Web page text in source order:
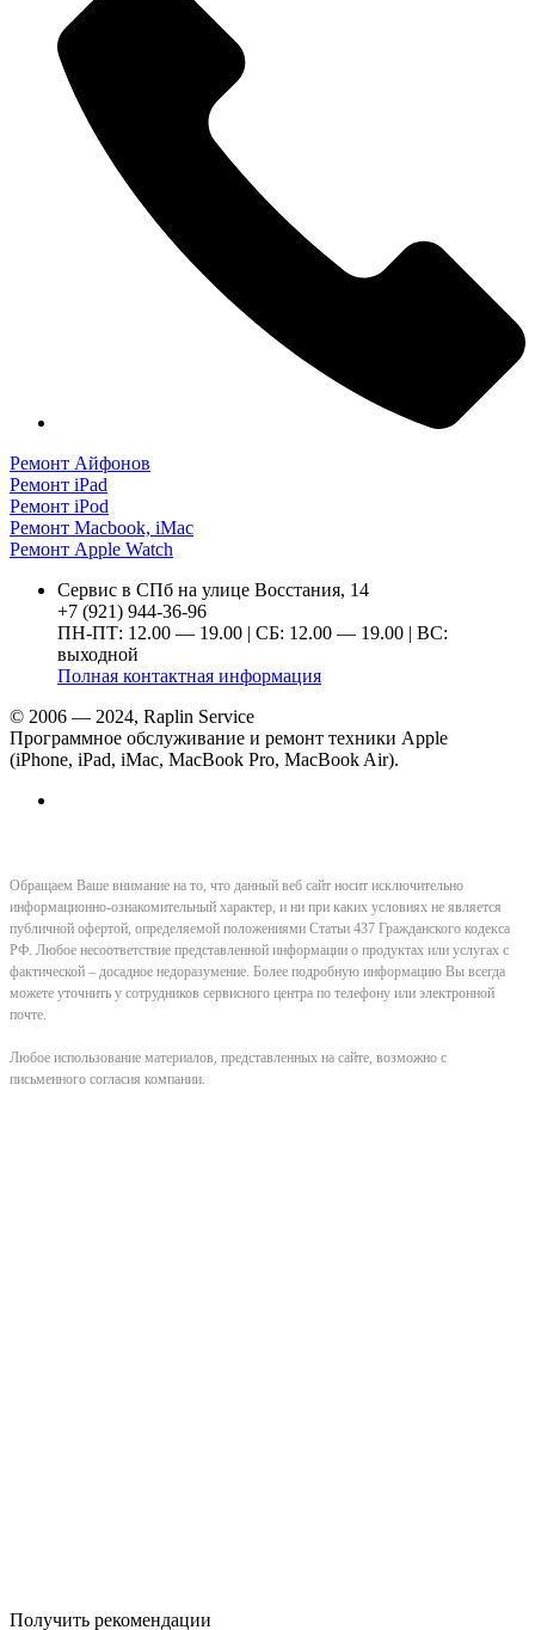
Ремонт Айфонов
Ремонт iPad
Ремонт iPod
Ремонт Macbook, iMac
Ремонт Apple Watch
Сервис в СПб на улице Восстания, 14
+7 (921) 944-36-96
ПН-ПТ: 12.00 — 19.00 | СБ: 12.00 — 19.00 | ВС:
выходной
Полная контактная информация
© 2006 — 2024, Raplin Service
Программное обслуживание и ремонт техники Apple
(iPhone, iPad, iMac, MacBook Pro, MacBook Air).
Обращаем Ваше внимание на то, что данный веб сайт носит исключительно
информационно-ознакомительный характер, и ни при каких условиях не является
публичной офертой, определяемой положениями Статьи 437 Гражданского кодекса
РФ. Любое несоответствие представленной информации о продуктах или услугах с
фактической – досадное недоразумение. Более подробную информацию Вы всегда
можете уточнить у сотрудников сервисного центра по телефону или электронной
почте.
Любое использование материалов, представленных на сайте, возможно с
письменного согласия компании.
Получить рекомендации